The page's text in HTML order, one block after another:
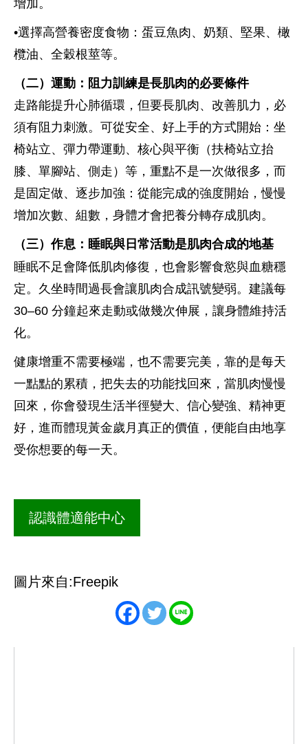
增加。
•選擇高營養密度食物：蛋豆魚肉、奶類、堅果、橄
欖油、全穀根莖等。
（二）運動：阻力訓練是長肌肉的必要條件
走路能提升心肺循環，但要長肌肉、改善肌力，必
須有阻力刺激。可從安全、好上手的方式開始：坐
椅站立、彈力帶運動、核心與平衡（扶椅站立抬
膝、單腳站、側走）等，重點不是一次做很多，而
是固定做、逐步加強：從能完成的強度開始，慢慢
增加次數、組數，身體才會把養分轉存成肌肉。
（三）作息：睡眠與日常活動是肌肉合成的地基
睡眠不足會降低肌肉修復，也會影響食慾與血糖穩
定。久坐時間過長會讓肌肉合成訊號變弱。建議每
30–60 分鐘起來走動或做幾次伸展，讓身體維持活
化。
健康增重不需要極端，也不需要完美，靠的是每天
一點點的累積，把失去的功能找回來，當肌肉慢慢
回來，你會發現生活半徑變大、信心變強、精神更
好，進而體現黃金歲月真正的價值，便能自由地享
受你想要的每一天。
認識體適能中心
圖片來自:Freepik